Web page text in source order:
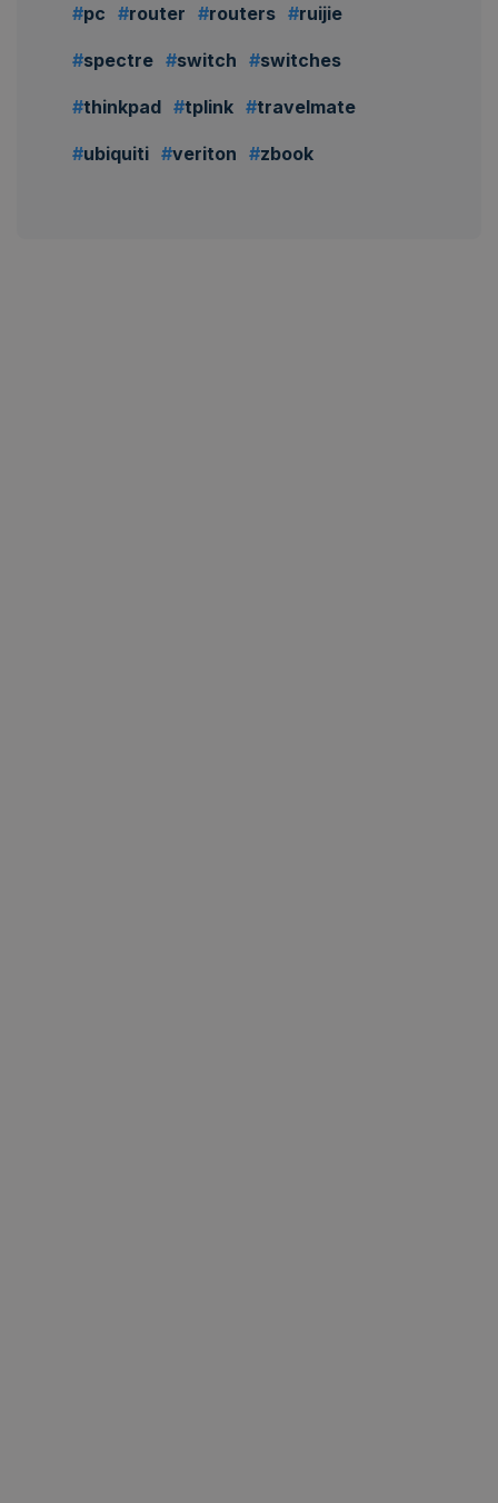
pc router routers ruijie
spectre switch switches
thinkpad tplink travelmate
ubiquiti veriton zbook